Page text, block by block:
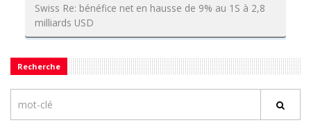
Swiss Re: bénéfice net en hausse de 9% au 1S à 2,8
milliards USD
Recherche